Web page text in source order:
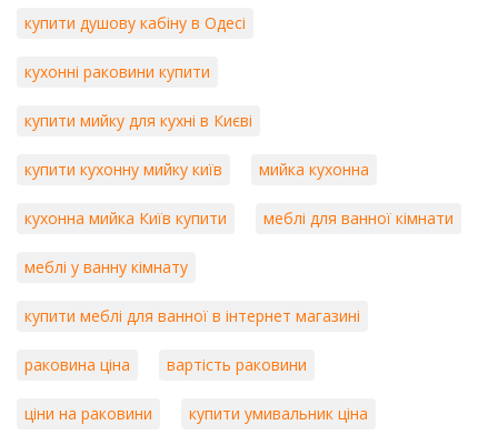
купити душову кабіну в Одесі
кухонні раковини купити
купити мийку для кухні в Києві
купити кухонну мийку київ мийка кухонна
кухонна мийка Київ купити меблі для ванної кімнати
меблі у ванну кімнату
купити меблі для ванної в інтернет магазині
раковина ціна вартість раковини
ціни на раковини купити умивальник ціна